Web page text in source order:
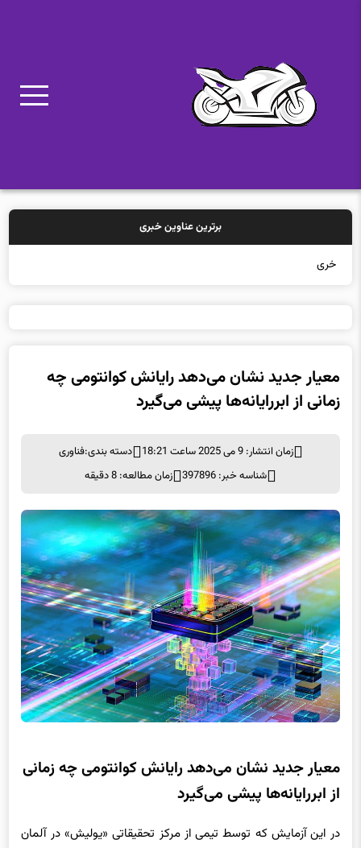
برترین عناوین خبری
خرید بیمه: سن
معیار جدید نشان می‌دهد رایانش کوانتومی چه
زمانی از ابررایانه‌ها پیشی می‌گیرد
زمان انتشار: 9 می 2025 ساعت 18:21 دسته بندی:فناوری
شناسه خبر: 397896
زمان مطالعه: 8 دقیقه
معیار جدید نشان می‌دهد رایانش کوانتومی چه زمانی
از ابررایانه‌ها پیشی می‌گیرد
در این آزمایش که توسط تیمی از مرکز تحقیقاتی «یولیش» در آلمان